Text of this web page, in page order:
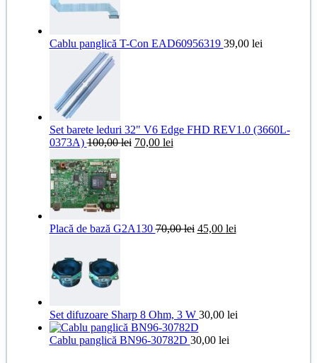
Cablu panglică T-Con EAD60956319 39,00 lei
Set barete leduri 32" V6 Edge FHD REV1.0 (3660L-
0373A)100,00lei Prețul
70,00 leiPrețul
Placă de bază G2A13070,00lei Prețul
45,00 leiPrețul
Set difuzoare Sharp 8 Ohm, 3 W 30,00 lei
Cablu panglică BN96-30782D 30,00 lei